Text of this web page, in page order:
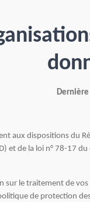
Dernière
aux dispositions du
et de la loi n° 78-17
le traitement de
de protection